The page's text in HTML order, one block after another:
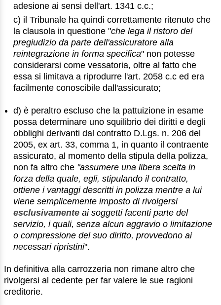
adesione ai sensi dell'art. 1341 c.c.;
c) il Tribunale ha quindi correttamente ritenuto che
la clausola in questione "che lega il ristoro del
pregiudizio da parte dell'assicuratore alla
reintegrazione in forma specifica" non potesse
considerarsi come vessatoria, oltre al fatto che
essa si limitava a riprodurre l'art. 2058 c.c ed era
facilmente conoscibile dall'assicurato;
d) è peraltro escluso che la pattuizione in esame
possa determinare uno squilibrio dei diritti e degli
obblighi derivanti dal contratto D.Lgs. n. 206 del
2005, ex art. 33, comma 1, in quanto il contraente
assicurato, al momento della stipula della polizza,
non fa altro che "assumere una libera scelta in
forza della quale, egli, stipulando il contratto,
ottiene i vantaggi descritti in polizza mentre a lui
viene semplicemente imposto di rivolgersi
esclusivamenteai soggetti facenti parte del
servizio, i quali, senza alcun aggravio o limitazione
o compressione del suo diritto, provvedono ai
necessari ripristini".
In definitiva alla carrozzeria non rimane altro che
rivolgersi al cedente per far valere le sue ragioni
creditorie.